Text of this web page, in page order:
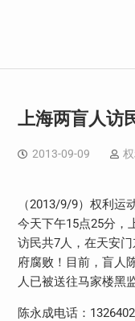
上海两盲人访
2013-09-09
（2013/9/9）权利运
今天下午15点25分，
访民共7人，在天安
府腐败！目前，盲人
人已被送往马家楼黑
陈永成电话：